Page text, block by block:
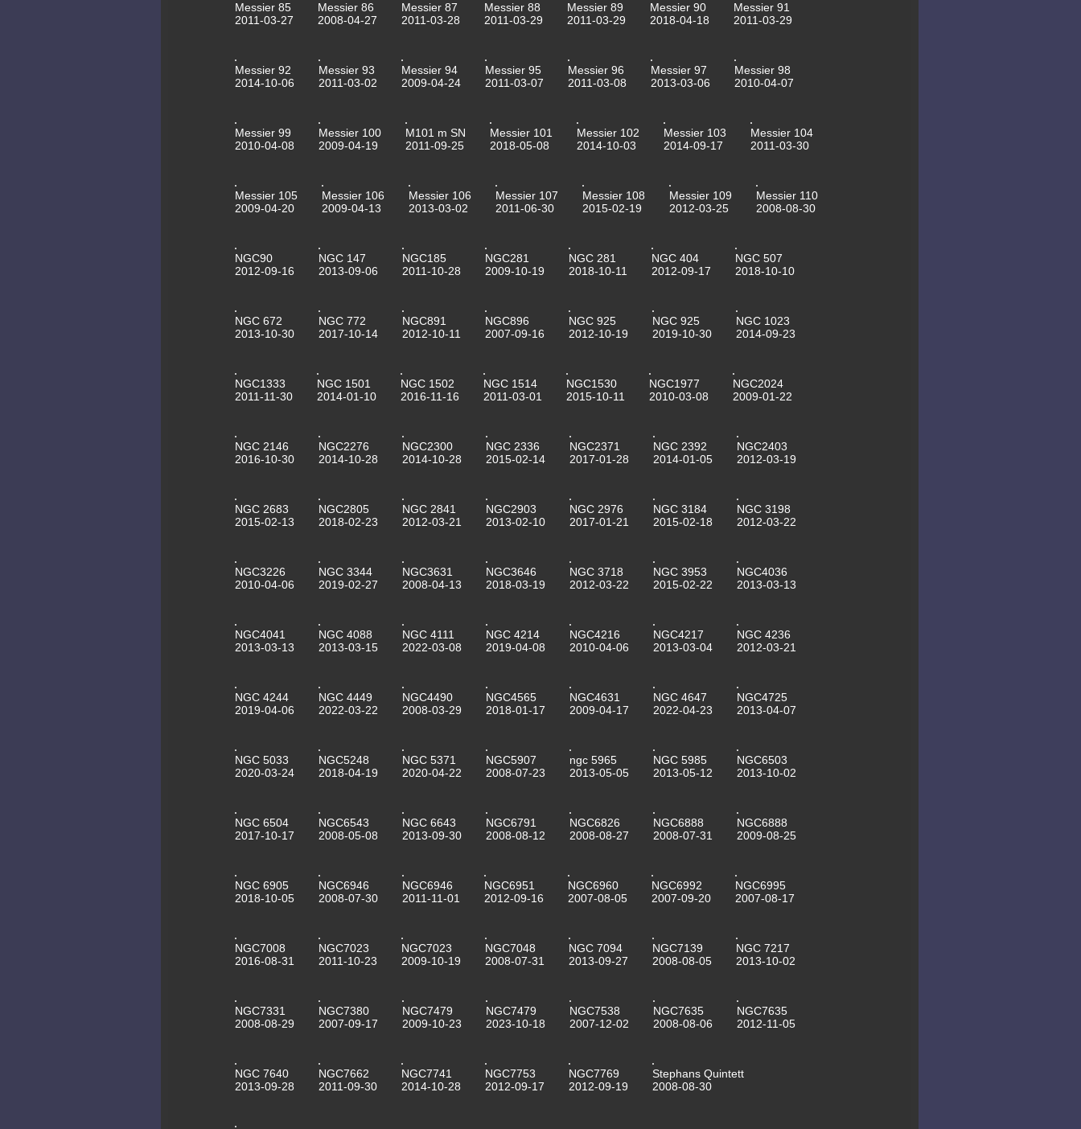
Messier 85
2011-03-27
Messier 86
2008-04-27
Messier 87
2011-03-28
Messier 88
2011-03-29
Messier 89
2011-03-29
Messier 90
2018-04-18
Messier 91
2011-03-29
Messier 92
2014-10-06
Messier 93
2011-03-02
Messier 94
2009-04-24
Messier 95
2011-03-07
Messier 96
2011-03-08
Messier 97
2013-03-06
Messier 98
2010-04-07
Messier 99
2010-04-08
Messier 100
2009-04-19
M101 m SN
2011-09-25
Messier 101
2018-05-08
Messier 102
2014-10-03
Messier 103
2014-09-17
Messier 104
2011-03-30
Messier 105
2009-04-20
Messier 106
2009-04-13
Messier 106
2013-03-02
Messier 107
2011-06-30
Messier 108
2015-02-19
Messier 109
2012-03-25
Messier 110
2008-08-30
NGC90
2012-09-16
NGC 147
2013-09-06
NGC185
2011-10-28
NGC281
2009-10-19
NGC 281
2018-10-11
NGC 404
2012-09-17
NGC 507
2018-10-10
NGC 672
2013-10-30
NGC 772
2017-10-14
NGC891
2012-10-11
NGC896
2007-09-16
NGC 925
2012-10-19
NGC 925
2019-10-30
NGC 1023
2014-09-23
NGC1333
2011-11-30
NGC 1501
2014-01-10
NGC 1502
2016-11-16
NGC 1514
2011-03-01
NGC1530
2015-10-11
NGC1977
2010-03-08
NGC2024
2009-01-22
NGC 2146
2016-10-30
NGC2276
2014-10-28
NGC2300
2014-10-28
NGC 2336
2015-02-14
NGC2371
2017-01-28
NGC 2392
2014-01-05
NGC2403
2012-03-19
NGC 2683
2015-02-13
NGC2805
2018-02-23
NGC 2841
2012-03-21
NGC2903
2013-02-10
NGC 2976
2017-01-21
NGC 3184
2015-02-18
NGC 3198
2012-03-22
NGC3226
2010-04-06
NGC 3344
2019-02-27
NGC3631
2008-04-13
NGC3646
2018-03-19
NGC 3718
2012-03-22
NGC 3953
2015-02-22
NGC4036
2013-03-13
NGC4041
2013-03-13
NGC 4088
2013-03-15
NGC 4111
2022-03-08
NGC 4214
2019-04-08
NGC4216
2010-04-06
NGC4217
2013-03-04
NGC 4236
2012-03-21
NGC 4244
2019-04-06
NGC 4449
2022-03-22
NGC4490
2008-03-29
NGC4565
2018-01-17
NGC4631
2009-04-17
NGC 4647
2022-04-23
NGC4725
2013-04-07
NGC 5033
2020-03-24
NGC5248
2018-04-19
NGC 5371
2020-04-22
NGC5907
2008-07-23
ngc 5965
2013-05-05
NGC 5985
2013-05-12
NGC6503
2013-10-02
NGC 6504
2017-10-17
NGC6543
2008-05-08
NGC 6643
2013-09-30
NGC6791
2008-08-12
NGC6826
2008-08-27
NGC6888
2008-07-31
NGC6888
2009-08-25
NGC 6905
2018-10-05
NGC6946
2008-07-30
NGC6946
2011-11-01
NGC6951
2012-09-16
NGC6960
2007-08-05
NGC6992
2007-09-20
NGC6995
2007-08-17
NGC7008
2016-08-31
NGC7023
2011-10-23
NGC7023
2009-10-19
NGC7048
2008-07-31
NGC 7094
2013-09-27
NGC7139
2008-08-05
NGC 7217
2013-10-02
NGC7331
2008-08-29
NGC7380
2007-09-17
NGC7479
2009-10-23
NGC7479
2023-10-18
NGC7538
2007-12-02
NGC7635
2008-08-06
NGC7635
2012-11-05
NGC 7640
2013-09-28
NGC7662
2011-09-30
NGC7741
2014-10-28
NGC7753
2012-09-17
NGC7769
2012-09-19
Stephans Quintett
2008-08-30